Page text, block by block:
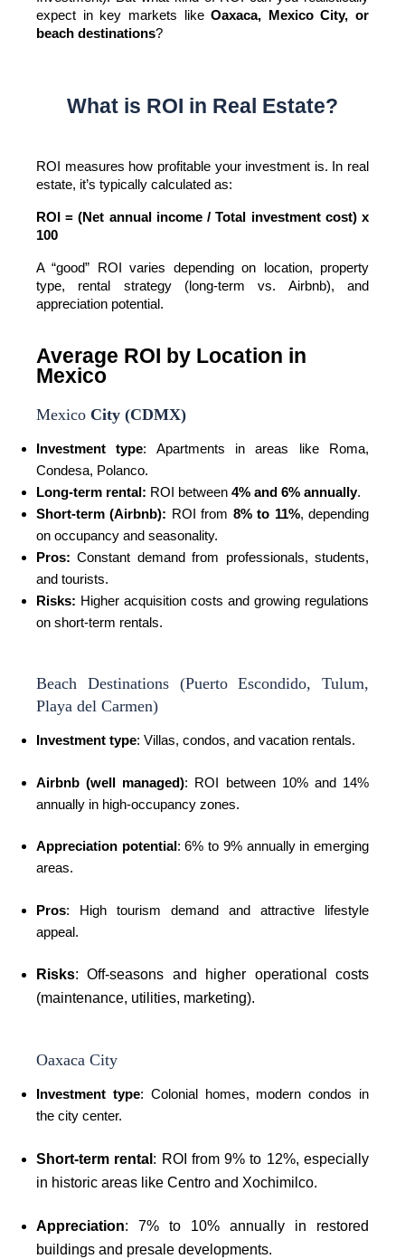
expect in key markets like Oaxaca, Mexico City, or
beach destinations?
What is ROI in Real Estate?
ROI measures how profitable your investment is. In real
estate, it’s typically calculated as:
ROI = (Net annual income / Total investment cost) x
100
A “good” ROI varies depending on location, property
type, rental strategy (long-term vs. Airbnb), and
appreciation potential.
Average ROI by Location in
Mexico
Mexico City (CDMX)
Investment type: Apartments in areas like Roma,
Condesa, Polanco.
Long-term rental: ROI between 4% and 6% annually.
Short-term (Airbnb): ROI from 8% to 11%, depending
on occupancy and seasonality.
Pros: Constant demand from professionals, students,
and tourists.
Risks: Higher acquisition costs and growing regulations
on short-term rentals.
Beach Destinations (Puerto Escondido, Tulum,
Playa del Carmen)
Investment type: Villas, condos, and vacation rentals.
Airbnb (well managed): ROI between 10% and 14%
annually in high-occupancy zones.
Appreciation potential : 6% to 9% annually in emerging
areas.
Pros: High tourism demand and attractive lifestyle
appeal.
Risks: Off-seasons and higher operational costs
(maintenance, utilities, marketing).
Oaxaca City
Investment type: Colonial homes, modern condos in
the city center.
Short-term rental : ROI from 9% to 12%, especially
in historic areas like Centro and Xochimilco.
Appreciation: 7% to 10% annually in restored
buildings and presale developments.